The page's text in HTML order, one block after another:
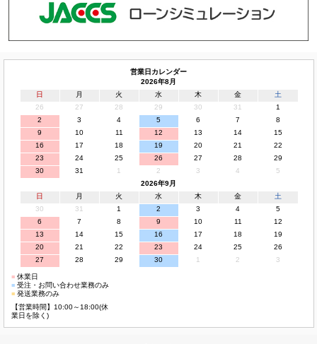
営業日カレンダー
2026年8月
日
月 火 水 木 金
土
26
27 28 29 30 31
1
2
3 4 5 6 7
8
9
10 11 12 13 14
15
16
17 18 19 20 21
22
23
24 25 26 27 28
29
30
31 1 2 3 4
5
2026年9月
日
月 火 水 木 金
土
30
31 1 2 3 4
5
6
7 8 9 10 11
12
13
14 15 16 17 18
19
20
21 22 23 24 25
26
27
28 29 30 1 2 3
■休業日
■受注・お問い合わせ業務のみ
■発送業務のみ
【営業時間】10:00～18:00(休
業日を除く)